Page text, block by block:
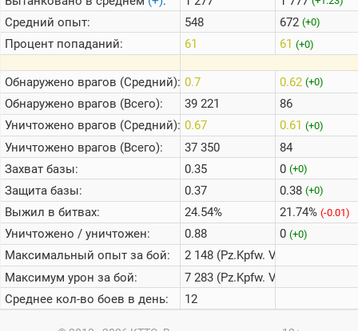
Средний опыт:
Процент попаданий:
Обнаружено врагов (Средний):
Обнаружено врагов (Всего):
Уничтожено врагов (Средний):
Уничтожено врагов (Всего):
Захват базы:
Защита базы:
Выжил в битвах:
Уничтожено / уничтожен:
Максимальный опыт за бой:
Максимум урон за бой:
Среднее кол-во боев в день:
548
61
0.7
39 221
0.67
37 350
0.35
0.37
24.54%
0.88
2 148 (Pz.Kpfw. VII)
7 283 (Pz.Kpfw. VII)
12
672 (+0)
61 (+0)
0.62 (+0)
86
0.61 (+0)
84
0 (+0)
0.38 (+0)
21.74% (-0.01)
0 (+0)